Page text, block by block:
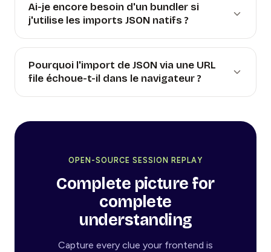
Ai-je encore besoin d'un bundler si
j'utilise les imports JSON natifs ?
Pourquoi l'import de JSON via une URL
file échoue-t-il dans le navigateur ?
OPEN-SOURCE SESSION REPLAY
Complete picture for
complete
understanding
Capture every clue your frontend is